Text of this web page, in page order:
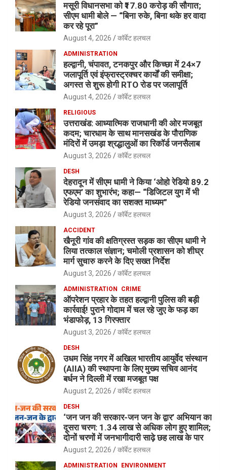
मसूरी विधानसभा को ₹17.80 करोड़ की सौगात;
सीएम धामी बोले — “बिना रुके, बिना थके हर वादा
कर रहे पूरा”
August 4, 2026 कॉर्बेट हलचल
ADMINISTRATION
हल्द्वानी, चंपावत, टनकपुर और किच्छा में 24×7
जलापूर्ति एवं इंफ्रास्ट्रक्चर कार्यों की समीक्षा;
अगस्त से शुरू होगी RTO रोड पर जलापूर्ति
August 4, 2026 कॉर्बेट हलचल
RELIGIOUS
उत्तराखंड: आध्यात्मिक राजधानी की ओर मजबूत
कदम; चारधाम के साथ मानसखंड के पौराणिक
मंदिरों में उमड़ा श्रद्धालुओं का रिकॉर्ड जनसैलाब
August 3, 2026 कॉर्बेट हलचल
DESH
देहरादून में सीएम धामी ने किया ‘ओहो रेडियो 89.2
एफएम’ का शुभारंभ; कहा— “डिजिटल युग में भी
रेडियो जनसंवाद का सशक्त माध्यम”
August 3, 2026 कॉर्बेट हलचल
ACCIDENT
खैनूरी गांव की क्षतिग्रस्त सड़क का सीएम धामी ने
लिया तत्काल संज्ञान; चमोली प्रशासन को शीघ्र
मार्ग सुचारु करने के दिए सख्त निर्देश
August 3, 2026 कॉर्बेट हलचल
ADMINISTRATION CRIME
ऑपरेशन प्रहार के तहत हल्द्वानी पुलिस की बड़ी
कार्रवाई! पुराने गोदाम में चल रहे जुए के फड़ का
भंडाफोड़, 13 गिरफ्तार
August 3, 2026 कॉर्बेट हलचल
DESH
उधम सिंह नगर में अखिल भारतीय आयुर्वेद संस्थान
(AIIA) की स्थापना के लिए मुख्य सचिव आनंद
बर्धन ने दिल्ली में रखा मजबूत पक्ष
August 2, 2026 कॉर्बेट हलचल
DESH
‘जन जन की सरकार-जन जन के द्वार’ अभियान का
दूसरा चरण: 1.34 लाख से अधिक लोग हुए शामिल;
दोनों चरणों में जनभागीदारी साढ़े छह लाख के पार
August 2, 2026 कॉर्बेट हलचल
ADMINISTRATION ENVIRONMENT